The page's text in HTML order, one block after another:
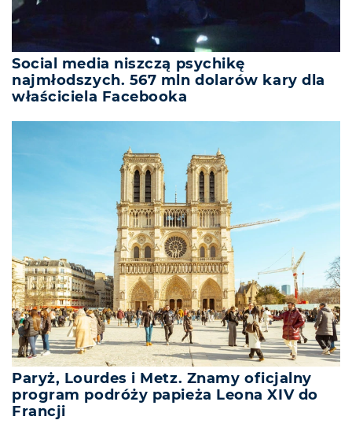
Social media niszczą psychikę
najmłodszych. 567 mln dolarów kary dla
właściciela Facebooka
Paryż, Lourdes i Metz. Znamy oficjalny
program podróży papieża Leona XIV do
Francji